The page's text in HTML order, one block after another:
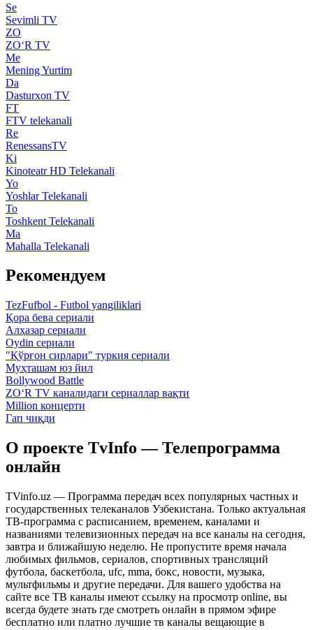
Se
Sevimli TV
ZO
ZO‘R TV
Me
Mening Yurtim
Da
Dasturxon TV
FT
FTV telekanali
Re
RenessansTV
Ki
Kinoteatr HD Telekanali
Yo
Yoshlar Telekanali
To
Toshkent Telekanali
Ma
Mahalla Telekanali
Рекомендуем
TezFufbol - Futbol yangiliklari
Қора бева сериали
Алҳазар сериали
Oydin сериали
"Қўрғон сирлари" туркия сериали
Муҳташам юз йил
Bollywood Battle
ZO‘R TV каналидаги сериаллар вақти
Million концерти
Гап чиқди
О проекте TvInfo — Телепрограмма
онлайн
TVinfo.uz — Программа передач всех популярных частных и
государственных телеканалов Узбекистана. Только актуальная
ТВ-программа с расписанием, временем, каналами и
названиями телевизионных передач на все каналы на сегодня,
завтра и ближайшую неделю. Не пропустите время начала
любимых фильмов, сериалов, спортивных трансляций
футбола, баскетбола, ufc, mma, бокс, новости, музыка,
мультфильмы и другие передачи. Для вашего удобства на
сайте все ТВ каналы имеют ссылку на просмотр online, вы
всегда будете знать где смотреть онлайн в прямом эфире
бесплатно или платно лучшие тв каналы вещающие в